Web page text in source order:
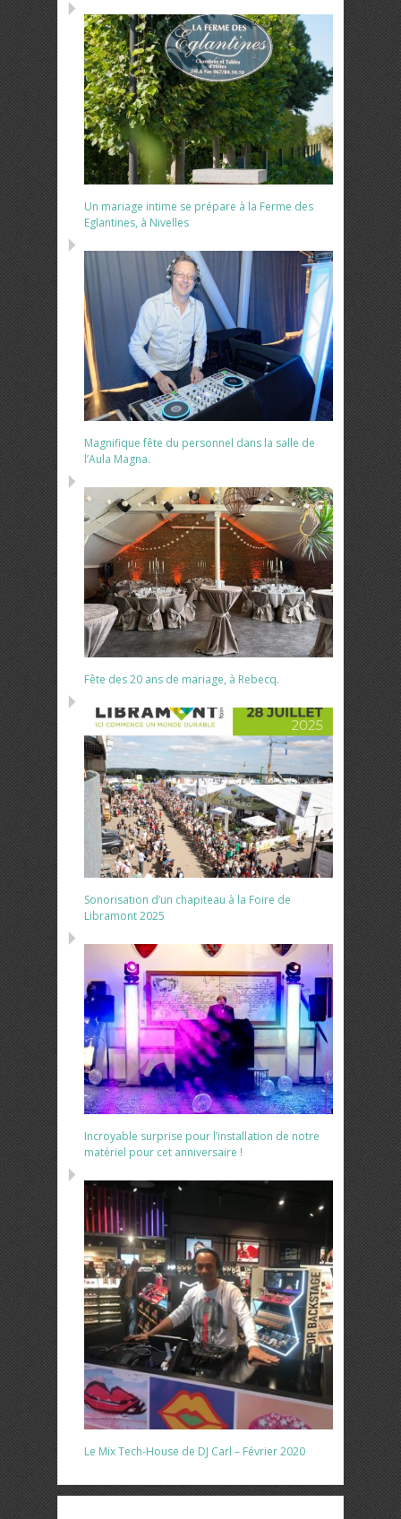
Un mariage intime se prépare à la Ferme des
Eglantines, à Nivelles
Magnifique fête du personnel dans la salle de
l’Aula Magna.
Fête des 20 ans de mariage, à Rebecq.
Sonorisation d’un chapiteau à la Foire de
Libramont 2025
Incroyable surprise pour l’installation de notre
matériel pour cet anniversaire !
Le Mix Tech-House de DJ Carl – Février 2020